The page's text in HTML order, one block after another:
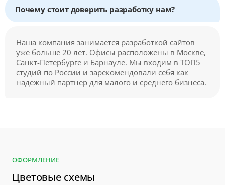
Почему стоит доверить разработку нам?
Наша компания занимается разработкой сайтов
уже больше 20 лет. Офисы расположены в Москве,
Санкт-Петербурге и Барнауле. Мы входим в ТОП5
студий по России и зарекомендовали себя как
надежный партнер для малого и среднего бизнеса.
ОФОРМЛЕНИЕ
Цветовые схемы